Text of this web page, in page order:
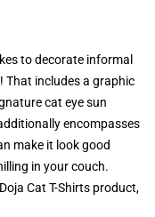
to decorate informal
That includes a graphic
cat eye sun
encompasses
make it look good
in your couch.
Cat T-Shirts product,